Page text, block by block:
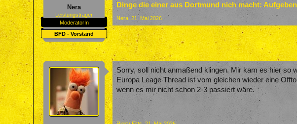
Nera
Leistungsträger
ModeratorIn
BFD - Vorstand
Dinge die einer aus Dortmund nich macht:
Nera 21. Mai 2026
Sorry, soll nicht anmaßend klingen. Mir kam es hier so
Europa Leage Thread ist vom gleichen wieder eine
wenn es mir nicht schon 2-3 passiert wäre.